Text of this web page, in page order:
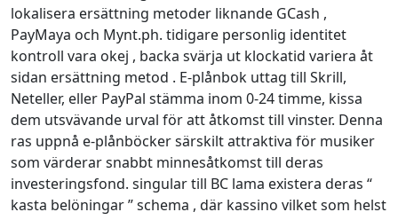
lokalisera ersättning metoder liknande GCash ,
PayMaya och Mynt.ph. tidigare personlig identitet
kontroll vara okej , backa svärja ut klockatid variera åt
sidan ersättning metod . E-plånbok uttag till Skrill,
Neteller, eller PayPal stämma inom 0-24 timme, kissa
dem utsvävande urval för att åtkomst till vinster. Denna
ras uppnå e-plånböcker särskilt attraktiva för musiker
som värderar snabbt minnesåtkomst till deras
investeringsfond. singular till BC lama existera deras “
kasta belöningar ” schema , där kassino vilket som helst